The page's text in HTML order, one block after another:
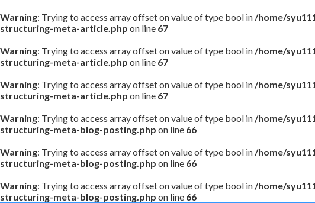
Warning: Trying to access array offset on value of type bool in/home/
structuring-meta-article.php on line 67
Warning: Trying to access array offset on value of type bool in/home/
structuring-meta-article.php on line 67
Warning: Trying to access array offset on value of type bool in/home/
structuring-meta-article.php on line 67
Warning: Trying to access array offset on value of type bool in/home/
structuring-meta-blog-posting.php on line 66
Warning: Trying to access array offset on value of type bool in/home/
structuring-meta-blog-posting.php on line 66
Warning: Trying to access array offset on value of type bool in/home/
structuring-meta-blog-posting.php on line 66